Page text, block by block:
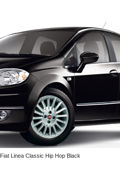
Fiat Linea Classic Hip Hop Black